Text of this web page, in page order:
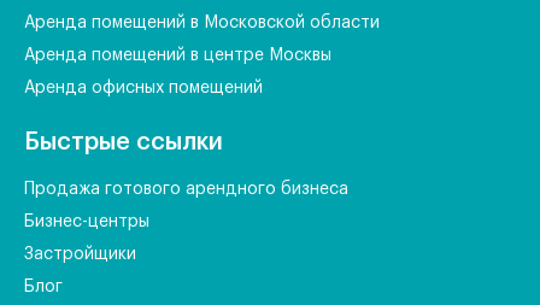
Аренда помещений в Московской области
Аренда помещений в центре Москвы
Аренда офисных помещений
Быстрые ссылки
Продажа готового арендного бизнеса
Бизнес-центры
Застройщики
Блог